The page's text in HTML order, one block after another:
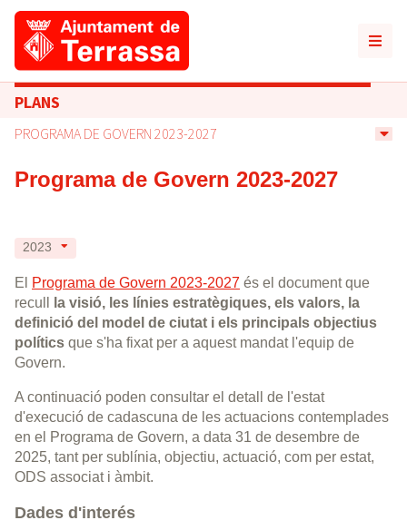
PLANS
PROGRAMA DE GOVERN 2023-2027
Programa de Govern 2023-2027
2023
El Programa de Govern 2023-2027 és el document que
recull
la visió, les línies estratègiques, els valors, la
definició del model de ciutat i els principals objectius
polítics que s'ha fixat per a aquest mandat l'equip de
Govern.
A continuació poden consultar el detall de l'estat
d'execució de cadascuna de les actuacions contemplades
en el Programa de Govern, a data 31 de desembre de
2025, tant per sublínia, objectiu, actuació, com per estat,
ODS associat i àmbit.
Dades d'interés